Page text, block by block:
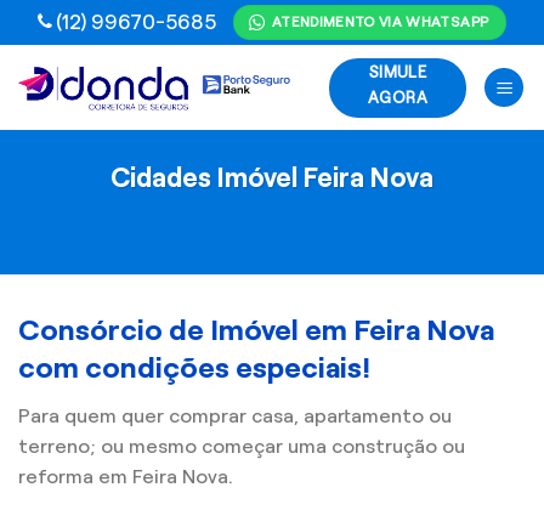
Skip
to
content
(12) 99670-5685 ATENDIMENTO VIA WHATSAPP
SIMULE
AGORA
Cidades Imóvel Feira Nova
Consórcio de Imóvel em Feira Nova
com condições especiais!
Para quem quer comprar casa, apartamento ou
terreno; ou mesmo começar uma construção ou
reforma em Feira Nova.